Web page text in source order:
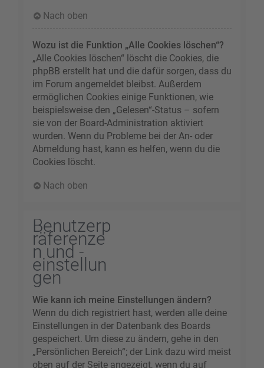
Nach oben
Wozu ist die Funktion „Alle Cookies löschen“?
„Alle Cookies löschen“ löscht die Cookies, die
phpBB erstellt hat und die dafür sorgen, dass du
im Forum angemeldet bleibst. Außerdem
ermöglichen Cookies einige Funktionen, wie
beispielsweise den „Gelesen“-Status – sofern
sie von der Board-Administration aktiviert
wurden. Wenn du Probleme bei der An- oder
Abmeldung hast, kann es helfen, wenn du die
Cookies löscht.
Nach oben
Benutzerp
räferenze
n und -
einstellun
gen
Wie kann ich meine Einstellungen ändern?
Wenn du dich registriert hast, werden alle deine
Einstellungen in der Datenbank des Boards
gespeichert. Um diese zu ändern, gehe in den
„Persönlichen Bereich“; der Link dazu wird meist
oben auf der Seite angezeigt, wenn du auf